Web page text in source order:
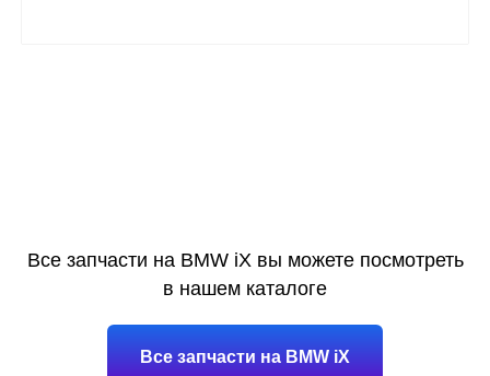
Все запчасти на BMW iX вы можете посмотреть
в нашем каталоге
Все запчасти на BMW iX